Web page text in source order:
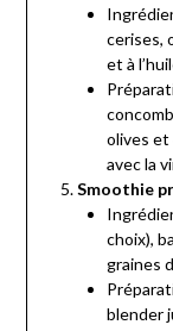
cerises,
et à
olives et
avec la
Smoothie
choix),
graines
blender